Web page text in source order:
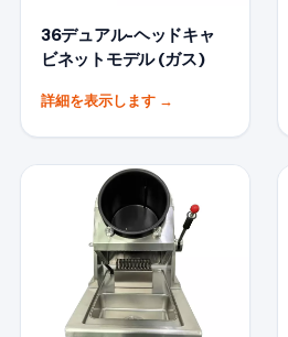
36デュアル-ヘッドキャ
ビネットモデル (ガス)
詳細を表示します →